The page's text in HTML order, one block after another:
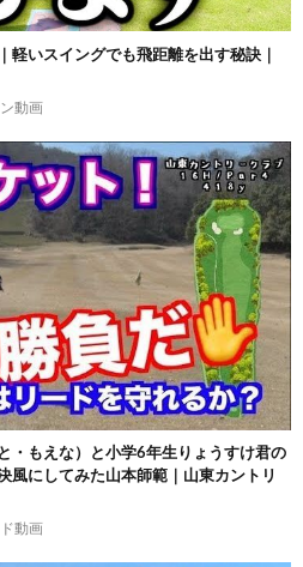
軽いスイングでも飛距離を出す秘訣｜
動画
・もえな）と小学6年生りょうすけ君の
風にしてみた山本師範｜山東カントリ
動画